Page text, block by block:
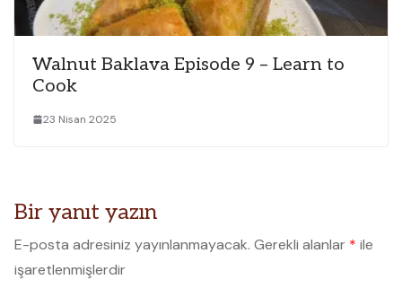
Walnut Baklava Episode 9 – Learn to
Cook
23 Nisan 2025
Bir yanıt yazın
E-posta adresiniz yayınlanmayacak. Gerekli alanlar * ile
işaretlenmişlerdir